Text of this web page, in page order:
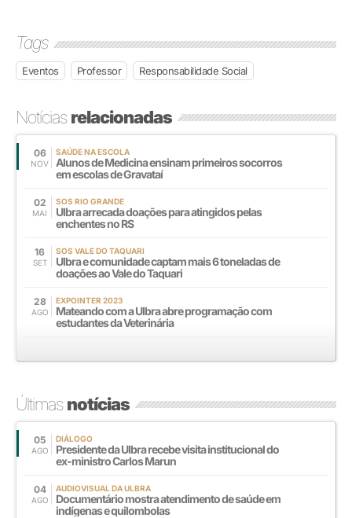
Tags
Eventos Professor Responsabilidade Social
Notíciasrelacionadas
06
NOV
SAÚDE NA ESCOLA
Alunos de Medicina ensinam primeiros socorros
em escolas de Gravataí
02
MAI
SOS RIO GRANDE
Ulbra arrecada doações para atingidos pelas
enchentes no RS
16
SET
SOS VALE DO TAQUARI
Ulbra e comunidade captam mais 6 toneladas de
doações ao Vale do Taquari
28
AGO
EXPOINTER 2023
Mateando com a Ulbra abre programação com
estudantes da Veterinária
Últimasnotícias
05
AGO
DIÁLOGO
Presidente da Ulbra recebe visita institucional do
ex-ministro Carlos Marun
04
AGO
AUDIOVISUAL DA ULBRA
Documentário mostra atendimento de saúde em
indígenas e quilombolas